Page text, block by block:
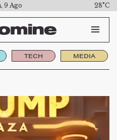
9 Ago 28°C
TECH MEDIA